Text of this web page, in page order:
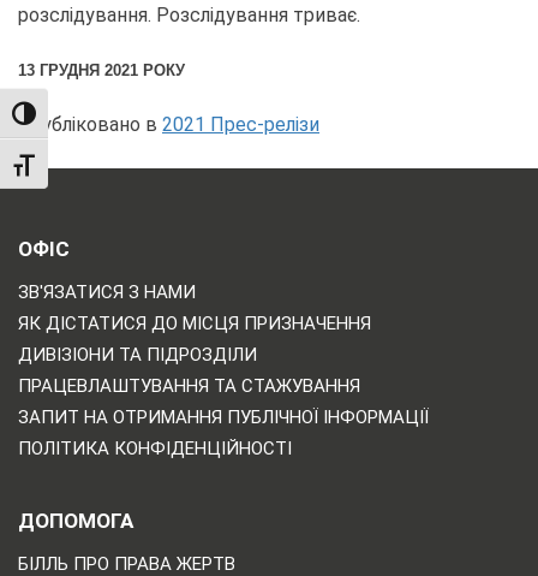
TOGGLE HIGH CONTRAST
TOGGLE FONT SIZE
розслідування. Розслідування триває.
13 ГРУДНЯ 2021 РОКУ
Опубліковано в 2021 Прес-релізи
ОФІС
ЗВ'ЯЗАТИСЯ З НАМИ
ЯК ДІСТАТИСЯ ДО МІСЦЯ ПРИЗНАЧЕННЯ
ДИВІЗІОНИ ТА ПІДРОЗДІЛИ
ПРАЦЕВЛАШТУВАННЯ ТА СТАЖУВАННЯ
ЗАПИТ НА ОТРИМАННЯ ПУБЛІЧНОЇ ІНФОРМАЦІЇ
ПОЛІТИКА КОНФІДЕНЦІЙНОСТІ
ДОПОМОГА
БІЛЛЬ ПРО ПРАВА ЖЕРТВ